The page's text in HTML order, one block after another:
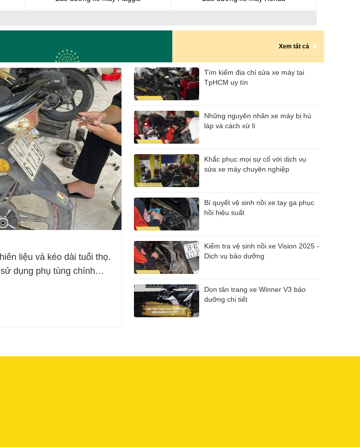
Xem tất cả
liệu và kéo dài tuổi thọ.
dụng phụ tùng chính
Tìm kiếm địa chỉ sửa xe máy tại
TpHCM uy tín
Những nguyên nhân xe máy bị hú
láp và cách xử lí
Khắc phục mọi sự cố với dịch vụ
sửa xe máy chuyên nghiệp
Bí quyết vệ sinh nồi xe tay ga phục
hồi hiệu suất
Kiểm tra vệ sinh nồi xe Vision 2025 -
Dịch vụ bảo dưỡng
Dọn tân trang xe Winner V3 bảo
dưỡng chi tiết